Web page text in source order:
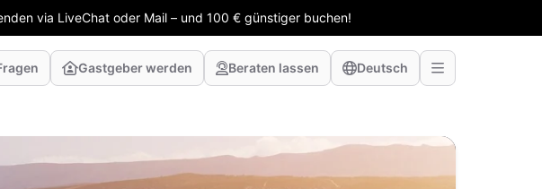
via LiveChat oder Mail – und 100 € günstiger buchen!
Gastgeber werden Beraten lassen Deutsch